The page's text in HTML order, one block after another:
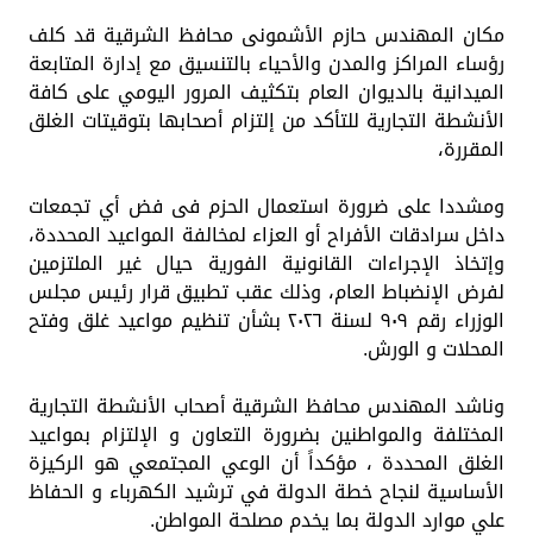
مكان المهندس حازم الأشمونى محافظ الشرقية قد كلف
رؤساء المراكز والمدن والأحياء بالتنسيق مع إدارة المتابعة
الميدانية بالديوان العام بتكثيف المرور اليومي على كافة
الأنشطة التجارية للتأكد من إلتزام أصحابها بتوقيتات الغلق
المقررة،
ومشددا على ضرورة استعمال الحزم فى فض أي تجمعات
داخل سرادقات الأفراح أو العزاء لمخالفة المواعيد المحددة،
وإتخاذ الإجراءات القانونية الفورية حيال غير الملتزمين
لفرض الإنضباط العام، وذلك عقب تطبيق قرار رئيس مجلس
الوزراء رقم ٩٠٩ لسنة ٢٠٢٦ بشأن تنظيم مواعيد غلق وفتح
المحلات و الورش.
وناشد المهندس محافظ الشرقية أصحاب الأنشطة التجارية
المختلفة والمواطنين بضرورة التعاون و الإلتزام بمواعيد
الغلق المحددة ، مؤكداً أن الوعي المجتمعي هو الركيزة
الأساسية لنجاح خطة الدولة في ترشيد الكهرباء و الحفاظ
علي موارد الدولة بما يخدم مصلحة المواطن.